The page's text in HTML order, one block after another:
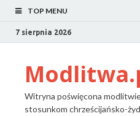
TOP MENU
7 sierpnia 2026
Witryna poświęcona
stosunkom chrześcijańsko-